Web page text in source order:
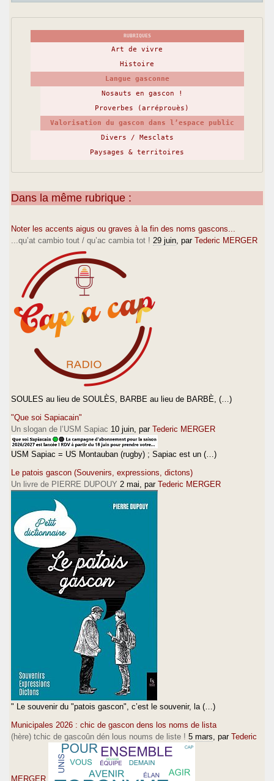
RUBRIQUES
Art de vivre
Histoire
Langue gasconne
Nosauts en gascon !
Proverbes (arréprouès)
Valorisation du gascon dans l’espace public
Divers / Mesclats
Paysages & territoires
Dans la même rubrique :
Noter les accents aigus ou graves à la fin des noms gascons...
...qu’at cambio tout / qu’ac cambia tot ! 29 juin , par Tederic MERGER
SOULES au lieu de SOULÈS, BARBE au lieu de BARBÈ, (…)
"Que soi Sapiacain"
Un slogan de l’USM Sapiac 10 juin , par Tederic MERGER
USM Sapiac = US Montauban (rugby) ; Sapiac est un (…)
Le patois gascon (Souvenirs, expressions, dictons)
Un livre de PIERRE DUPOUY 2 mai , par Tederic MERGER
" Le souvenir du "patois gascon", c’est le souvenir, la (…)
Municipales 2026 : chic de gascon dens los noms de lista
(hère) tchic de gascoûn dén lous noums de liste ! 5 mars , par Tederic
MERGER